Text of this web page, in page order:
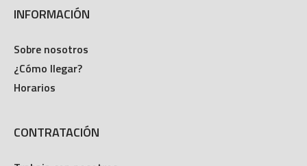
INFORMACIÓN
Sobre nosotros
¿Cómo llegar?
Horarios
CONTRATACIÓN